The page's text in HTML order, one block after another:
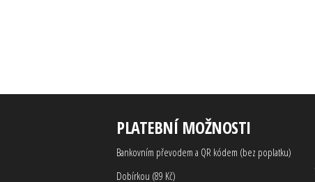
PLATEBNÍ MOŽNOSTI
Bankovním převodem a QR kódem (bez poplatku)
Dobírkou (89 Kč)